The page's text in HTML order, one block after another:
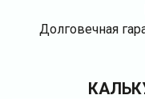
Долговечная